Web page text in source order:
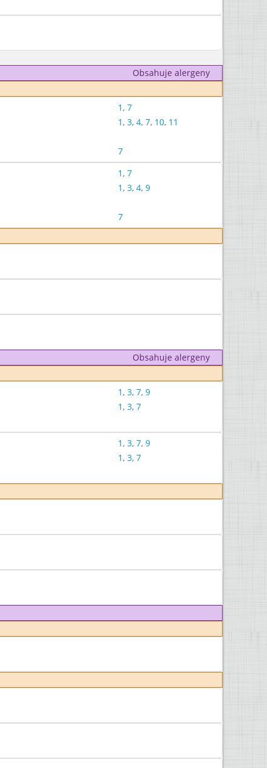
Obsahuje alergeny
1, 7
1, 3, 4, 7, 10, 11
7
1, 7
1, 3, 4, 9
7
Obsahuje alergeny
1, 3, 7, 9
1, 3, 7
1, 3, 7, 9
1, 3, 7